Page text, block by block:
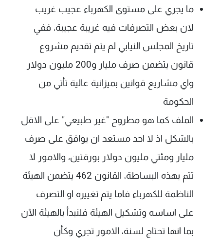
ما يجري على مستوى الكهرباء عجيب غريب
لان بعض التصرفات فيه غريبة عجيبة، ففي
تاريخ المجلس النيابي لم يتم تقديم مشروع
قانون يتضمن صرف مليار و200 مليون دولار
واي مشاريع قوانين بميزانية عالية تأتي من
الحكومة
الملف كما هو مطروح "غير طبيعي" على الاقل
بالشكل اذ لا احد مستعد ان يوافق على صرف
مليار ومئتي مليون دولار بورقتين، والامور لا
تتم بهذه البساطة، القانون 462 يتضمن الهيئة
الناظمة للكهرباء فاما يتم تغييره او التصرف
على اساسه وتشكيل الهيئة فلنبدأ بالهيئة الآن
بما انها تحتاج لسنة، الامور تجري وكأن